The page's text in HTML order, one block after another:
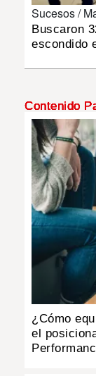
DEPORTES
MULTIMEDIA
IMPRESO
Sucesos /
Buscaron
escondido
Contenido
¿Cómo
el